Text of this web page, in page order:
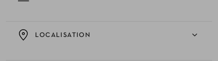
LOCALISATION